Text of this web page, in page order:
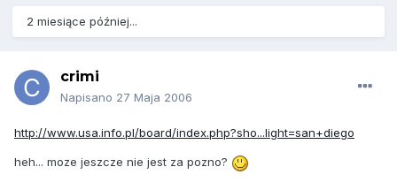
2 miesiące później...
crimi
Napisano 27 Maja 2006
http://www.usa.info.pl/board/index.php?sho...light=san+diego
heh... moze jeszcze nie jest za pozno?